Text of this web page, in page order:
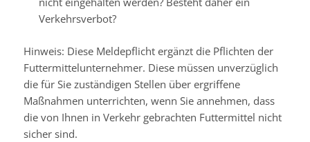
Verkehrsverbot?
Hinweis: Diese Meldepflicht ergänzt die Pflichten der
Futtermittelunternehmer. Diese müssen unverzüglich
die für Sie zuständigen Stellen über ergriffene
Maßnahmen unterrichten, wenn Sie annehmen, dass
die von Ihnen in Verkehr gebrachten Futtermittel nicht
sicher sind.